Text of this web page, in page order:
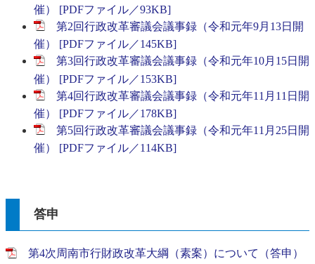
催） [PDFファイル／93KB]
第2回行政改革審議会議事録（令和元年9月13日開
催） [PDFファイル／145KB]
第3回行政改革審議会議事録（令和元年10月15日開
催） [PDFファイル／153KB]
第4回行政改革審議会議事録（令和元年11月11日開
催） [PDFファイル／178KB]
第5回行政改革審議会議事録（令和元年11月25日開
催） [PDFファイル／114KB]
答申
第4次周南市行財政改革大綱（素案）について（答申）